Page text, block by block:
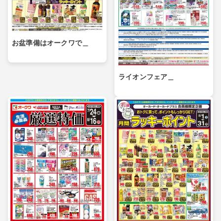
お盆準備はオークワで＿
ライオンフェア＿